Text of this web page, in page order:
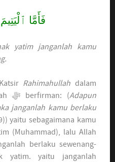
فَأَمَّا
yatim janganlah kamu
Rahimahullah dalam
tafsirnya: Kemudian Allah ﷻ berfirman: (Adapun
janganlah kamu berlaku
yaitu sebagaimana kamu
(Muhammad), lalu Allah
berlaku sewenang-
yatim. yaitu janganlah